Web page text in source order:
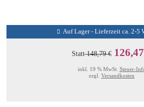
Auf Lager - Lieferzeit ca. 2-5
Statt148,79 €
inkl. 19 % MwSt. Steuer-
zzgl. Versandkosten